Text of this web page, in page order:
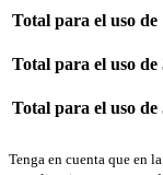
Total para el uso de
Total para el uso de
Total para el uso de
Tenga en cuenta que en